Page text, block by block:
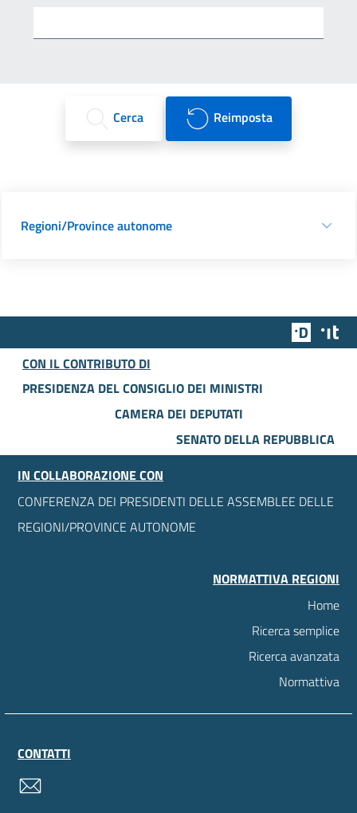
Cerca Reimposta
Regioni/Province autonome
Team
CON IL CONTRIBUTO DI
PRESIDENZA DEL CONSIGLIO DEI MINISTRI
CAMERA DEI DEPUTATI
SENATO DELLA REPUBBLICA
IN COLLABORAZIONE CON
CONFERENZA DEI PRESIDENTI DELLE ASSEMBLEE DELLE
REGIONI/PROVINCE AUTONOME
NORMATTIVA REGIONI
Home
Ricerca semplice
Ricerca avanzata
Normattiva
CONTATTI